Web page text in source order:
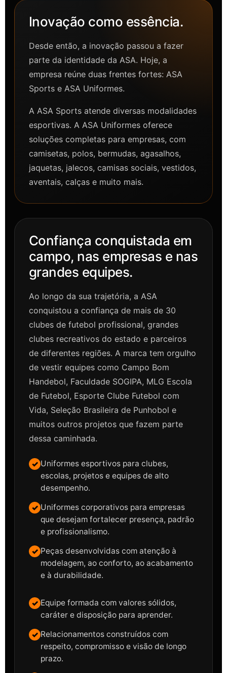
Inovação como essência.
Desde então, a inovação passou a fazer
parte da identidade da ASA. Hoje, a
empresa reúne duas frentes fortes: ASA
Sports e ASA Uniformes.
A ASA Sports atende diversas modalidades
esportivas. A ASA Uniformes oferece
soluções completas para empresas, com
camisetas, polos, bermudas, agasalhos,
jaquetas, jalecos, camisas sociais, vestidos,
aventais, calças e muito mais.
Confiança conquistada em
campo, nas empresas e nas
grandes equipes.
Ao longo da sua trajetória, a ASA
conquistou a confiança de mais de 30
clubes de futebol profissional, grandes
clubes recreativos do estado e parceiros
de diferentes regiões. A marca tem orgulho
de vestir equipes como Campo Bom
Handebol, Faculdade SOGIPA, MLG Escola
de Futebol, Esporte Clube Futebol com
Vida, Seleção Brasileira de Punhobol e
muitos outros projetos que fazem parte
dessa caminhada.
Uniformes esportivos para clubes,
escolas, projetos e equipes de alto
desempenho.
Uniformes corporativos para empresas
que desejam fortalecer presença, padrão
e profissionalismo.
Peças desenvolvidas com atenção à
modelagem, ao conforto, ao acabamento
e à durabilidade.
Equipe formada com valores sólidos,
caráter e disposição para aprender.
Relacionamentos construídos com
respeito, compromisso e visão de longo
prazo.